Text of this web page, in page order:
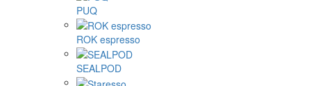
PUQ
ROK espresso
SEALPOD